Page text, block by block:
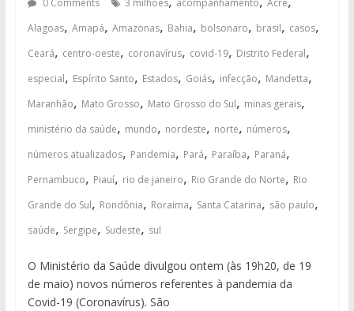
Alagoas, Amapá, Amazonas, Bahia, bolsonaro, brasil, casos,
Ceará, centro-oeste, coronavírus, covid-19, Distrito Federal,
especial, Espírito Santo, Estados, Goiás, infecção, Mandetta,
Maranhão, Mato Grosso, Mato Grosso do Sul, minas gerais,
ministério da saúde, mundo, nordeste, norte, números,
números atualizados, Pandemia, Pará, Paraíba, Paraná,
Pernambuco, Piauí, rio de janeiro, Rio Grande do Norte, Rio
Grande do Sul, Rondônia, Roraima, Santa Catarina, são paulo,
saúde, Sergipe, Sudeste, sul
O Ministério da Saúde divulgou ontem (às 19h20, de 19
de maio) novos números referentes à pandemia da
Covid-19 (Coronavírus). São